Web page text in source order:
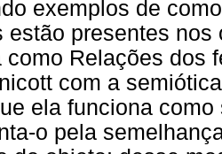
exemplos de
estão presentes nos
como Relações dos
com a
ela funciona
o pela